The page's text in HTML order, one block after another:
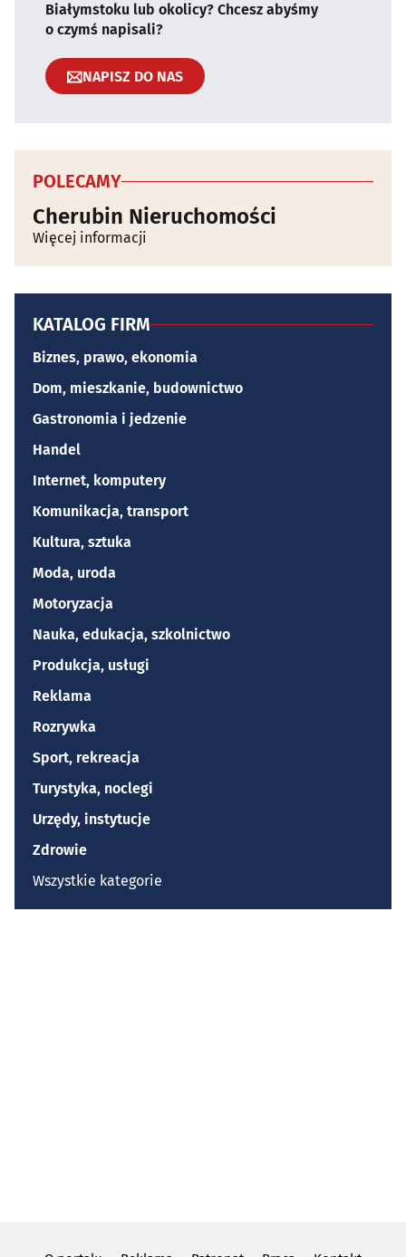
Białymstoku lub okolicy? Chcesz abyśmy
o czymś napisali?
NAPISZ DO NAS
POLECAMY
Cherubin Nieruchomości
Więcej informacji
KATALOG FIRM
Biznes, prawo, ekonomia
Dom, mieszkanie, budownictwo
Gastronomia i jedzenie
Handel
Internet, komputery
Komunikacja, transport
Kultura, sztuka
Moda, uroda
Motoryzacja
Nauka, edukacja, szkolnictwo
Produkcja, usługi
Reklama
Rozrywka
Sport, rekreacja
Turystyka, noclegi
Urzędy, instytucje
Zdrowie
Wszystkie kategorie